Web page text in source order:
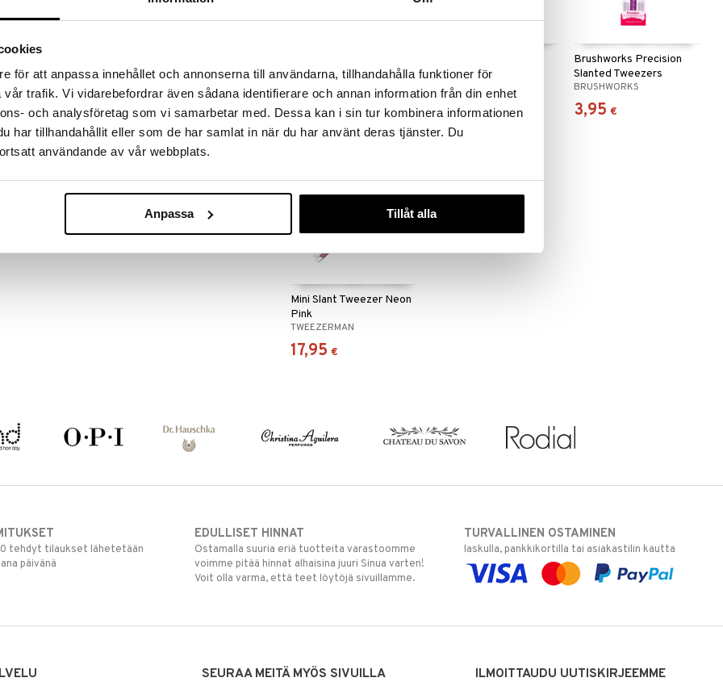
för att anpassa innehållet och annonserna till användarna, tillhandahålla funktioner för
trafik. Vi vidarebefordrar även sådana identifierare och annan information från din enhet
och analysföretag som vi samarbetar med. Dessa kan i sin tur kombinera informationen
har tillhandahållit eller som de har samlat in när du har använt deras tjänster. Du
användande av vår webbplats.
Anpassa Tillåt alla
ovat ruostumattomasta teräksestä
täydellisesti muotoillut vinon pään kera
muotoiluun.
Saatavana useana
Tweezer Set
BRUSHWORKS
8,95 €
794324 Dual Purpose
Tweezers
BABYLISS
9,95 €
Brushworks Precision
Slanted Tweezers
BRUSHWORKS
3,95 €
Mini Slant Tweezer Neon
Pink
TWEEZERMAN
17,95 €
tehdyt tilaukset lähetetään
päivänä
EDULLISET HINNAT
Ostamalla suuria eriä tuotteita varastoomme
voimme pitää hinnat alhaisina juuri Sinua varten!
Voit olla varma, että teet löytöjä sivuillamme.
TURVALLINEN OSTAMINEN
laskulla, pankkikortilla tai asiakastilin kautta
SEURAA MEITÄ MYÖS SIVUILLA ILMOITTAUDU UUTISKIRJEEMME